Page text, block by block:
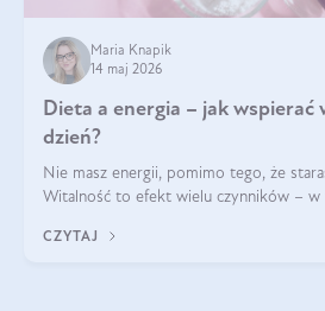
Maria Knapik
14 maj 2026
Dieta a energia – jak wspierać
dzień?
Nie masz energii, pomimo tego, że
Witalność to efekt wielu czynników – w
się w zależności od osoby
CZYTAJ